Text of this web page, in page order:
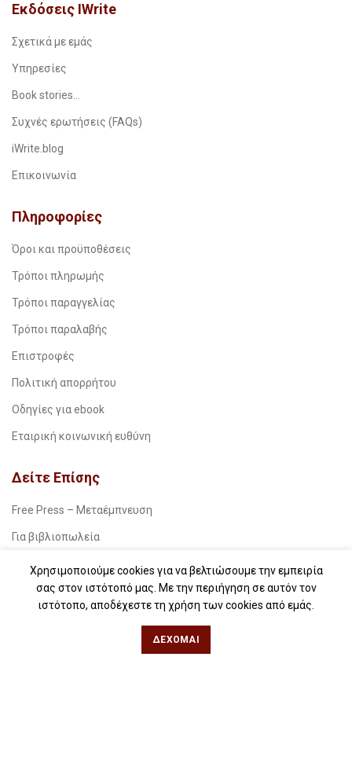
Εκδόσεις IWrite
Σχετικά με εμάς
Υπηρεσίες
Book stories…
Συχνές ερωτήσεις (FAQs)
iWrite.blog
Επικοινωνία
Πληροφορίες
Όροι και προϋποθέσεις
Τρόποι πληρωμής
Τρόποι παραγγελίας
Τρόποι παραλαβής
Επιστροφές
Πολιτική απορρήτου
Οδηγίες για ebook
Εταιρική κοινωνική ευθύνη
Δείτε Επίσης
Free Press – Μεταέμπνευση
Για βιβλιοπωλεία
Για λέσχες ανάγνωσης
Για δημοσιογράφους
Χρησιμοποιούμε cookies για να βελτιώσουμε την εμπειρία
σας στον ιστότοπό μας. Με την περιήγηση σε αυτόν τον
ιστότοπο, αποδέχεστε τη χρήση των cookies από εμάς.
ΔΈΧΟΜΑΙ